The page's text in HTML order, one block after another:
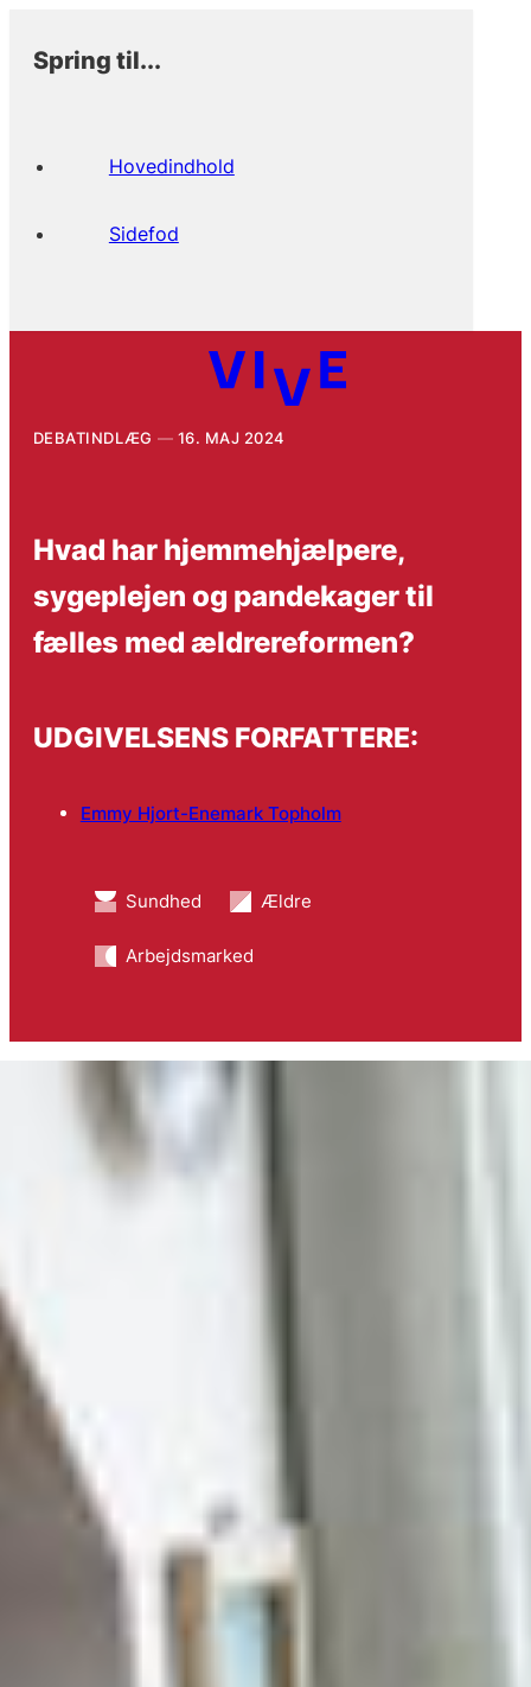
Spring til...
Hovedindhold
Sidefod
DEBATINDLÆG 16. MAJ 2024
Hvad har hjemmehjælpere,
sygeplejen og pandekager til
fælles med ældrereformen?
UDGIVELSENS FORFATTERE:
Emmy Hjort-Enemark Topholm
Sundhed Ældre
Arbejdsmarked